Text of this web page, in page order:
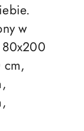
w
80x200